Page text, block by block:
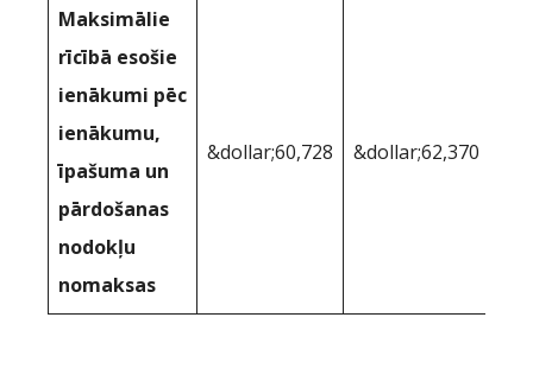
Maksimālie
rīcībā esošie
ienākumi pēc
ienākumu,
īpašuma un
pārdošanas
nodokļu
nomaksas
&dollar;60,728 &dollar;62,370